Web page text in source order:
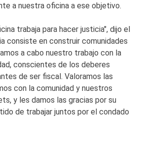
a nuestra oficina a ese objetivo.
trabaja para hacer justicia", dijo el
consiste en construir comunidades
a cabo nuestro trabajo con la
conscientes de los deberes
de ser fiscal. Valoramos las
con la comunidad y nuestros
y les damos las gracias por su
de trabajar juntos por el condado